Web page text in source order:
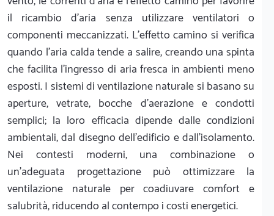
il ricambio d'aria senza utilizzare ventilatori o
componenti meccanizzati. L'effetto camino si verifica
quando l'aria calda tende a salire, creando una spinta
che facilita l'ingresso di aria fresca in ambienti meno
esposti. I sistemi di ventilazione naturale si basano su
aperture, vetrate, bocche d'aerazione e condotti
semplici; la loro efficacia dipende dalle condizioni
ambientali, dal disegno dell'edificio e dall'isolamento.
Nei contesti moderni, una combinazione o
un'adeguata progettazione può ottimizzare la
ventilazione naturale per coadiuvare comfort e
salubrità, riducendo al contempo i costi energetici.